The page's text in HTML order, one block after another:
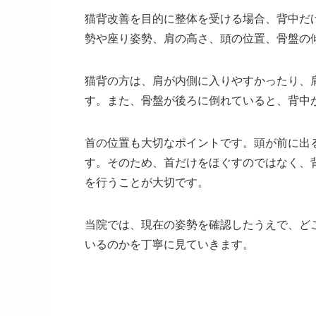
猫背改善を目的に整体を受ける場合、背中
勢や座り姿勢、肩の高さ、頭の位置、骨盤
猫背の方は、肩が内側に入りやすかったり
す。また、骨盤が後ろに倒れていると、背
首の位置も大切なポイントです。頭が前に
す。そのため、首だけをほぐすのではなく
を行うことが大切です。
当院では、現在の姿勢を確認したうえで、
いるのかを丁寧に見ていきます。